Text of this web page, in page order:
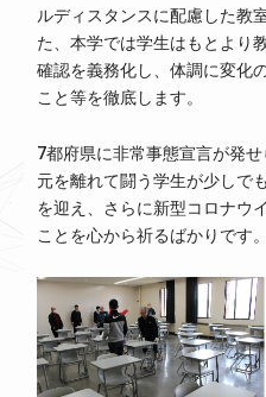
ルディスタンスに配慮した教
た、本学では学生はもとより
確認を義務化し、体調に変化
こと等を徹底します。
7都府県に非常事態宣言が発
元を離れて闘う学生が少しで
を迎え、さらに新型コロナウ
ことを心から祈るばかりです。